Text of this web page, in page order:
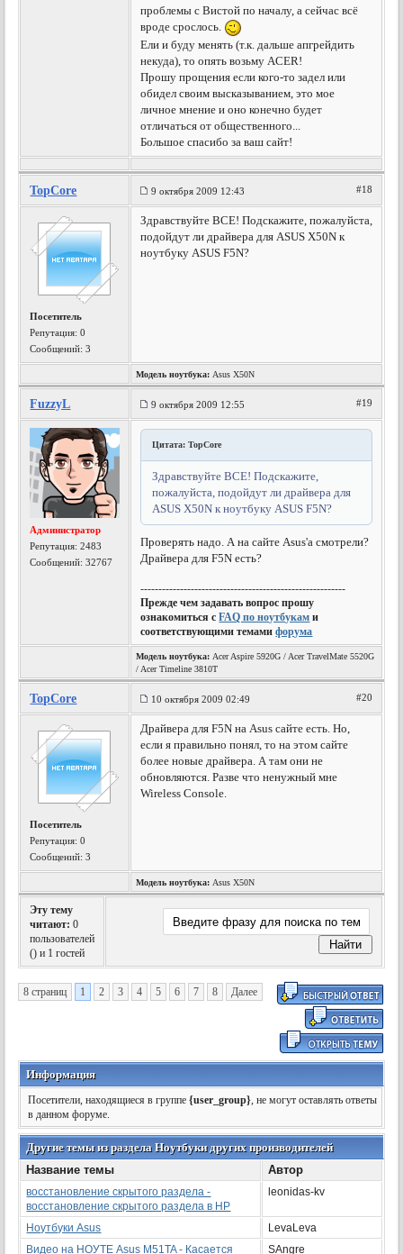
проблемы с Вистой по началу, а сейчас всё
вроде срослось.
Ели и буду менять (т.к. дальше апгрейдить
некуда), то опять возьму ACER!
Прошу прощения если кого-то задел или
обидел своим высказыванием, это мое
личное мнение и оно конечно будет
отличаться от общественного...
Большое спасибо за ваш сайт!
TopCore 9 октября 2009 12:43 #18
Посетитель
Репутация:0
Сообщений: 3
Здравствуйте ВСЕ! Подскажите, пожалуйста,
подойдут ли драйвера для ASUS X50N к
ноутбуку ASUS F5N?
Модель ноутбука: Asus X50N
FuzzyL 9 октября 2009 12:55 #19
Администратор
Репутация:2483
Сообщений: 32767
Цитата: TopCore
Здравствуйте ВСЕ! Подскажите,
пожалуйста, подойдут ли драйвера для
ASUS X50N к ноутбуку ASUS F5N?
Проверять надо. А на сайте Asus'а смотрели?
Драйвера для F5N есть?
---------------------------------------------------------
Прежде чем задавать вопрос прошу
ознакомиться сFAQ по ноутбукам и
соответствующими темамифорума
Модель ноутбука: Acer Aspire 5920G / Acer TravelMate 5520G
/ Acer Timeline 3810T
TopCore 10 октября 2009 02:49 #20
Посетитель
Репутация:0
Сообщений: 3
Драйвера для F5N на Asus сайте есть. Но,
если я правильно понял, то на этом сайте
более новые драйвера. А там они не
обновляются. Разве что ненужный мне
Wireless Console.
Модель ноутбука: Asus X50N
Эту тему
читают: 0
пользователей
() и 1 гостей
8 страниц 1 2 3 4 5 6 7 8 Далее
Информация
Посетители, находящиеся в группе{user_group}, не могут оставлять ответы
в данном форуме.
Другие темы из раздела Ноутбуки других производителей
Название темы
Автор
восстановление скрытого раздела -
восстановление скрытого раздела в HP
leonidas-kv
Ноутбуки Asus
LevaLeva
Видео на НОУТЕ Asus M51TA - Касается
SAngre